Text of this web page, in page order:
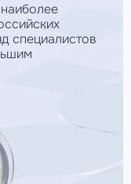
специалистов